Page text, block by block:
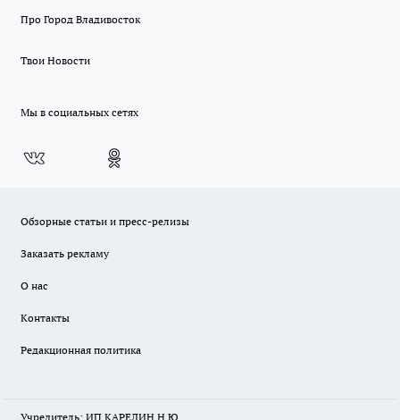
Про Город Владивосток
Твои Новости
Мы в социальных сетях
Обзорные статьи и пресс-релизы
Заказать рекламу
О нас
Контакты
Редакционная политика
Учредитель: ИП КАРЕЛИН Н.Ю.